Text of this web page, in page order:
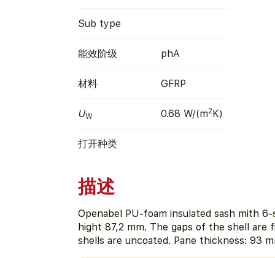
Sub type
能效阶级 phA
材料 GFRP
UW 0.68 W/(m2K)
打开种类
描述
Openabel PU-foam insulated sash mith
hight 87,2 mm. The gaps of the shell are
shells are uncoated. Pane thickness: 93